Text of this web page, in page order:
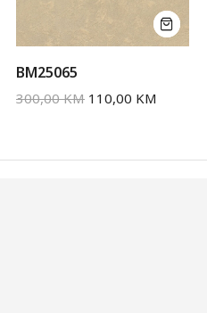
BM25065
300,00KM 110,00 KM